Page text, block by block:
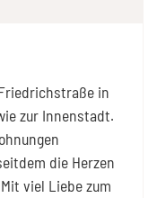
in
zur Innenstadt.
die Herzen
viel Liebe zum